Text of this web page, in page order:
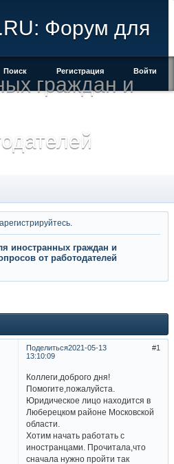
Форум для
граждан и
Поиск Регистрация Войти
иностранных граждан и
от работодателей
Поделиться 1
2021-05-13
13:10:09
Коллеги,доброго дня!
Помогите,пожалуйста.
Юридическое лицо находится в
Люберецком районе Московской
области.
Хотим начать работать с
иностранцами. Прочитала,что
сначала нужно пройти так